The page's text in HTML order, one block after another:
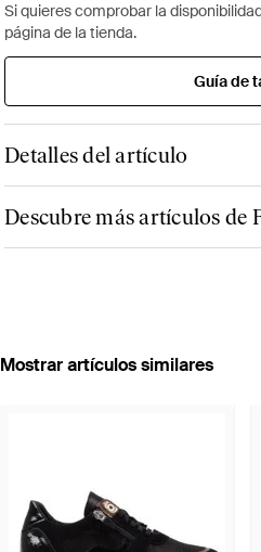
Si quieres comprobar la
página de la tienda.
Guía de
Detalles del artículo
Descubre más artículos de
Mostrar artículos similares